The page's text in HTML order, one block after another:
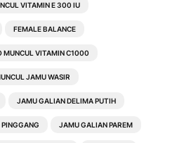
VITAMIN E 300 IU
FEMALE BALANCE
MUNCUL VITAMIN C1000
JAMU WASIR
JAMU GALIAN DELIMA PUTIH
JAMU GALIAN PAREM